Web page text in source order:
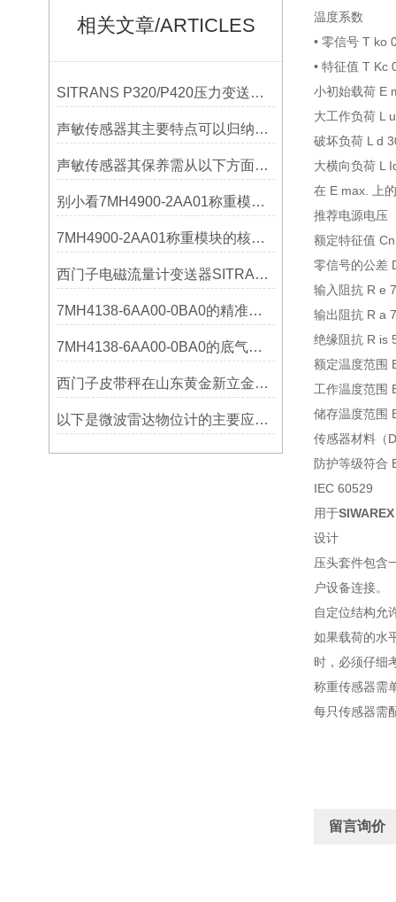
相关文章/ARTICLES
SITRANS P320/P420压力变送器概述
声敏传感器其主要特点可以归纳为以下几个核心维度
声敏传感器其保养需从以下方面入手
别小看7MH4900-2AA01称重模块！这些你日常接触的领域，早已离不开它
7MH4900-2AA01称重模块的核心亮点，藏着让效率翻倍的“关键密码”
西门子电磁流量计变送器SITRANS FMT020的功能
7MH4138-6AA00-0BA0的精准从何而来？关键组成部分，藏着答案！
7MH4138-6AA00-0BA0的底气：这些核心功能，让精准称重不再是难题
西门子皮带秤在山东黄金新立金矿的成功应用
以下是微波雷达物位计的主要应用领域及具体场景分析
温度系数
• 零信号 T ko
• 特征值 T Kc
小初始载荷 E
大工作负荷 L
破坏负荷 L d
大横向负荷 L
在 E max. 上
推荐电源电压
额定特征值
零信号的公差
输入阻抗 R e
输出阻抗 R a
绝缘阻抗 R is
额定温度范围
工作温度范围
储存温度范围
传感器材料（
防护等级符合
IEC 60529
用于
设计
压头套件包含
户设备连接。
自定位结构允
如果载荷的水
时，必须仔细
称重传感器需
每只传感器需
留言询价